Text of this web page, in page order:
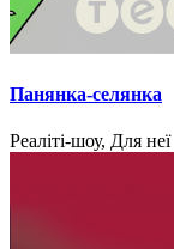
Панянка-селянка
Реаліті-шоу, Для неї